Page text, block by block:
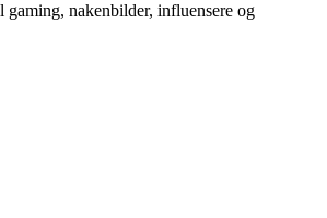
gaming, nakenbilder, influensere og